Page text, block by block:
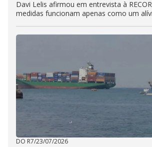
Davi Lelis afirmou em entrevista à
medidas funcionam apenas como um
DO R7/23/07/2026